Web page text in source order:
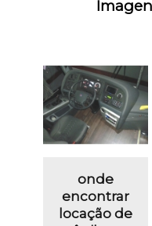
onde
encontrar
locação de